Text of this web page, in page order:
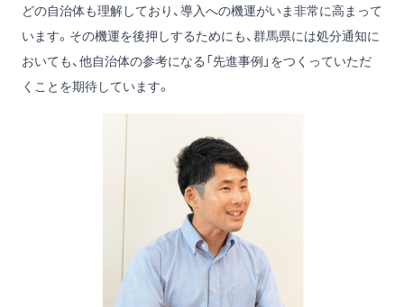
どの自治体も理解しており、導入への機運がいま非常に高まって
います。その機運を後押しするためにも、群馬県には処分通知に
おいても、他自治体の参考になる「先進事例」をつくっていただ
くことを期待しています。